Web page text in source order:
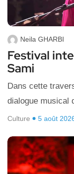
Neila GHARBI
Festival
Sami
Dans cette
dialogue musical
Culture 5 août